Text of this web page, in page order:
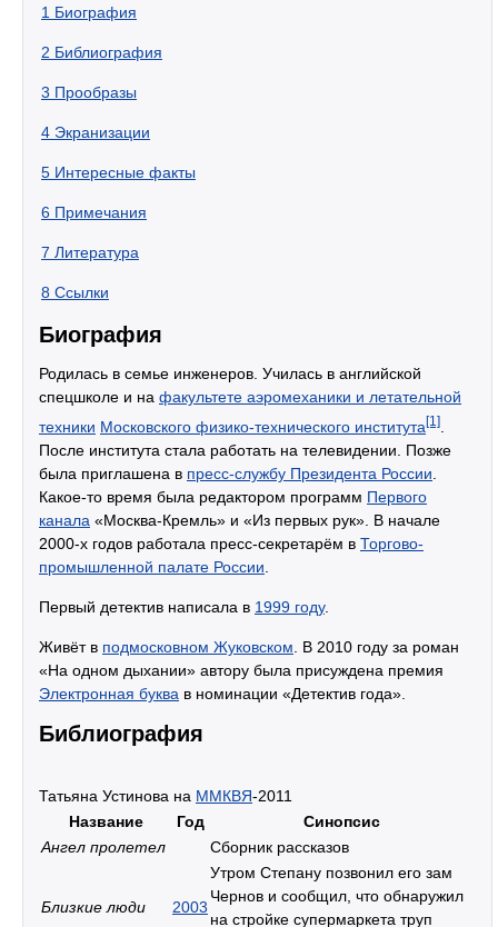
1 Биография
2 Библиография
3 Прообразы
4 Экранизации
5 Интересные факты
6 Примечания
7 Литература
8 Ссылки
Биография
Родилась в семье инженеров. Училась в английской
спецшколе и на факультете аэромеханики и летательной
техники Московского физико-технического института[1]
После института стала работать на телевидении. Позже
была приглашена в пресс-службу Президента России
Какое-то время была редактором программ Первого
канала «Москва-Кремль» и «Из первых рук». В начале
2000-х годов работала пресс-секретарём в Торгово-
промышленной палате России
Первый детектив написала в 1999 году.
Живёт в подмосковном Жуковском . В 2010 году за роман
«На одном дыхании» автору была присуждена премия
Электронная буква в номинации «Детектив года».
Библиография
Татьяна Устинова на ММКВЯ-2011
Название
Год
Синопсис
Ангел пролетел
Сборник рассказов
Близкие люди 2003
Утром Степану позвонил его зам
Чернов и сообщил, что обнаружил
на стройке супермаркета труп